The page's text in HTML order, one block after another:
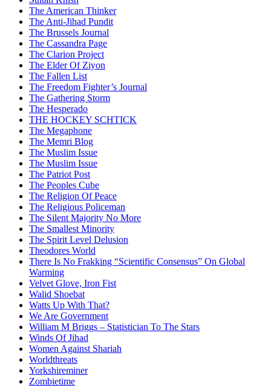
The American Thinker
The Anti-Jihad Pundit
The Brussels Journal
The Cassandra Page
The Clarion Project
The Elder Of Ziyon
The Fallen List
The Freedom Fighter’s Journal
The Gathering Storm
The Hesperado
THE HOCKEY SCHTICK
The Megaphone
The Memri Blog
The Muslim Issue
The Muslim Issue
The Patriot Post
The Peoples Cube
The Religion Of Peace
The Religious Policeman
The Silent Majority No More
The Smallest Minority
The Spirit Level Delusion
Theodores World
There Is No Frakking “Scientific Consensus” On Global
Warming
Velvet Glove, Iron Fist
Walid Shoebat
Watts Up With That?
We Are Government
William M Briggs – Statistician To The Stars
Winds Of Jihad
Women Against Shariah
Worldthreats
Yorkshireminer
Zombietime